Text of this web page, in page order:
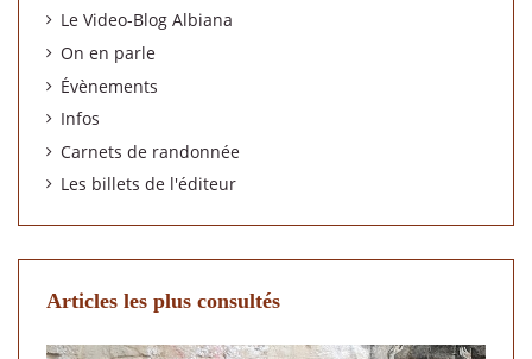
Le Video-Blog Albiana
On en parle
Évènements
Infos
Carnets de randonnée
Les billets de l'éditeur
Articles les plus consultés